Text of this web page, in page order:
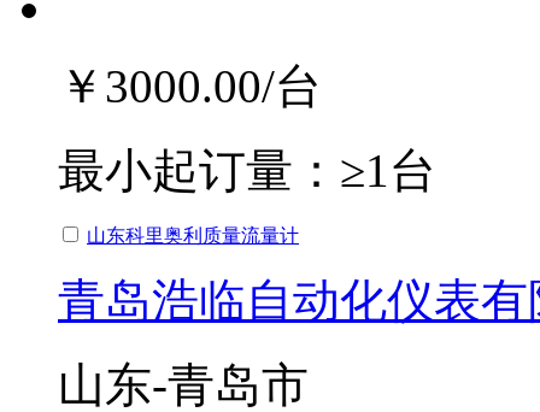
￥3000.00/台
最小起订量： ≥1台
山东科里奥利质量流量计
青岛浩临自动化仪表
山东-青岛市